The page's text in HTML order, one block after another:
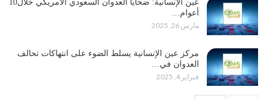
عين الإنسانية: ضحايا العدوان السعودي الأمريكي خلال10
أعوام…
مارس 26, 2025
مركز عين الإنسانية يسلط الضوء على انتهاكات تحالف
العدوان في…
فبراير 4, 2025